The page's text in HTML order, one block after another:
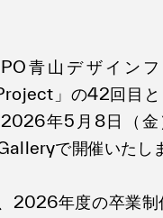
青山デザイン
」の42回目と
年5月8日（
で開催いたし
2026年度の卒業制